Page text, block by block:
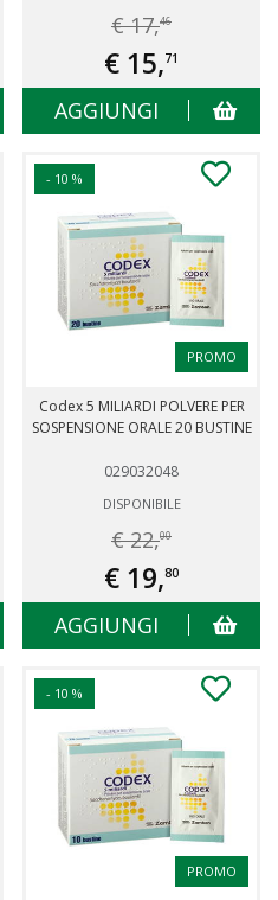
€ 17,46
€ 15,71
AGGIUNGI
- 10 %
PROMO
Codex 5 MILIARDI POLVERE PER
SOSPENSIONE ORALE 20 BUSTINE
029032048
DISPONIBILE
€ 22,00
€ 19,80
AGGIUNGI
- 10 %
PROMO